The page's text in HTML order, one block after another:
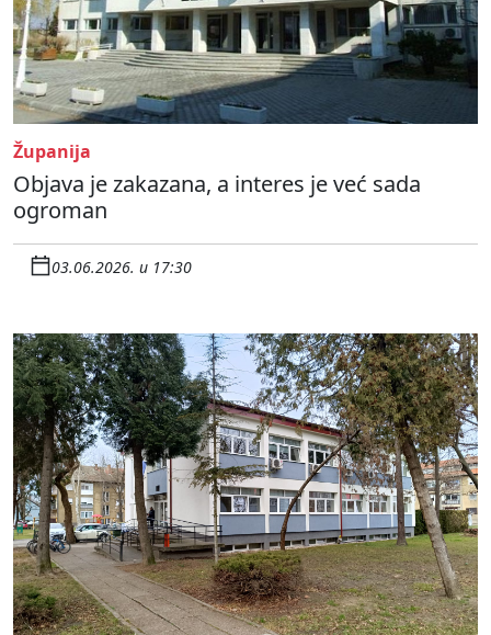
Županija
Objava je zakazana, a interes je već sada
ogroman
03.06.2026. u 17:30